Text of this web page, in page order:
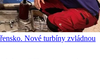
Nové turbíny zvládnou